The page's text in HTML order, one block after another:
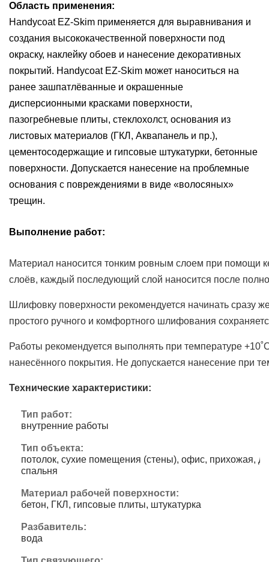
Область применения:
Handycoat EZ-Skim применяется для выравнивания и
создания высококачественной поверхности под
окраску, наклейку обоев и нанесение декоративных
покрытий. Handycoat EZ-Skim может наноситься на
ранее зашпатлёванные и окрашенные
дисперсионными красками поверхности,
пазогребневые плиты, стеклохолст, основания из
листовых материалов (ГКЛ, Аквапанель и пр.),
цементосодержащие и гипсовые штукатурки, бетонные
поверхности. Допускается нанесение на проблемные
основания с повреждениями в виде «волосяных»
трещин.
Выполнение работ:
Материал наносится тонким ровным слоем при помощи
слоёв, каждый последующий слой наносится после
Шлифовку поверхности рекомендуется начинать сразу
простого ручного и комфортного шлифования
Работы рекомендуется выполнять при температуре
нанесённого покрытия. Не допускается нанесение при
Технические характеристики:
Тип работ:
внутренние работы
Тип объекта:
потолок, сухие помещения (стены), офис, прихожая,
спальня
Материал рабочей поверхности:
бетон, ГКЛ, гипсовые плиты, штукатурка
Разбавитель:
вода